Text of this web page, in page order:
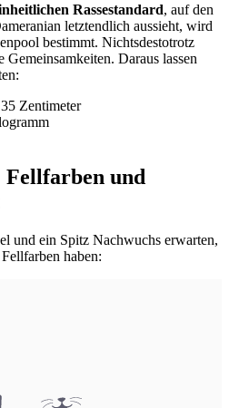
Rassestandard, auf den
letztendlich aussieht, wird
bestimmt. Nichtsdestotrotz
Daraus lassen
Zentimeter
und
und ein Spitz Nachwuchs erwarten,
haben: